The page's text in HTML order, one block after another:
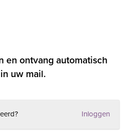
en ontvang automatisch
uw mail.
Inloggen